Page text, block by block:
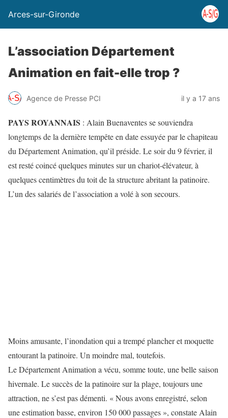
Arces-sur-Gironde
L’association Département
Animation en fait-elle trop ?
Agence de Presse PCI il y a 17 ans
PAYS ROYANNAIS : Alain Buenaventes se souviendra
longtemps de la dernière tempête en date essuyée par le chapiteau
du Département Animation, qu’il préside. Le soir du 9 février, il
est resté coincé quelques minutes sur un chariot-élévateur, à
quelques centimètres du toit de la structure abritant la patinoire.
L’un des salariés de l’association a volé à son secours.
Moins amusante, l’inondation qui a trempé plancher et moquette
entourant la patinoire. Un moindre mal, toutefois.
Le Département Animation a vécu, somme toute, une belle saison
hivernale. Le succès de la patinoire sur la plage, toujours une
attraction, ne s’est pas démenti. « Nous avons enregistré, selon
une estimation basse, environ 150 000 passages », constate Alain